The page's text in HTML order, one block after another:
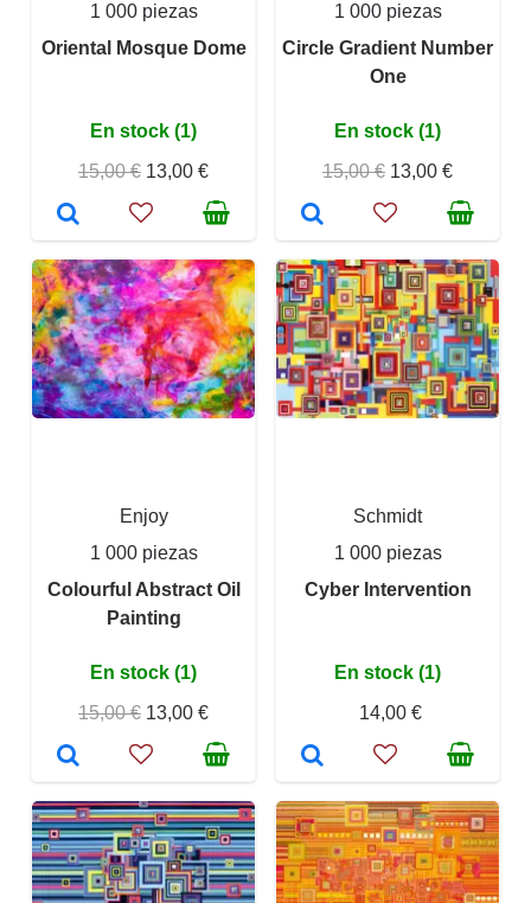
1 000 piezas
Oriental Mosque Dome
En stock (1)
15,00 € 13,00 €
1 000 piezas
Circle Gradient Number
One
En stock (1)
15,00 € 13,00 €
Enjoy
1 000 piezas
Colourful Abstract Oil
Painting
En stock (1)
15,00 € 13,00 €
Schmidt
1 000 piezas
Cyber Intervention
En stock (1)
14,00 €